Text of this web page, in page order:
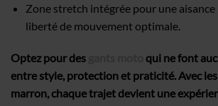
Zone stretch intégrée pour une
liberté de mouvement optimale.
Optez pour des
qui ne font
entre style, protection et praticité. Avec
marron, chaque trajet devient une